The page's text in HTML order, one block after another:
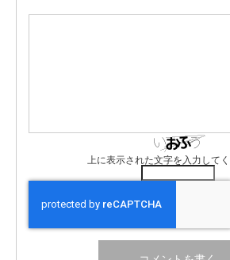
上に表示された文字を入力してく